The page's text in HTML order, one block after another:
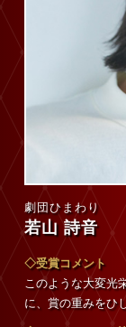
劇団ひまわり
若山 詩音
◇受賞コメント
このような大変光
に、賞の重みをひ